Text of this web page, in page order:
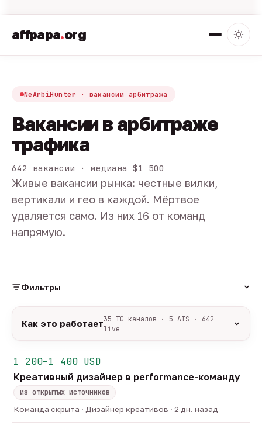
affpapa.org
NeArbiHunter · вакансии арбитража
Вакансии в арбитраже
трафика
642 вакансии · медиана $1 500
Живые вакансии рынка: честные вилки,
вертикали и гео в каждой. Мёртвое
удаляется само. Из них 16 от команд
напрямую.
Фильтры
удалённо 547 гибрид
ГРЕЙД
junior44 middle251
head 23
Как это работает35 TG-каналов · 5 ATS · 642
live
ArbiHunter, Партнёркин и ATS-площадки
(Greenhouse, Himalayas и другие).
Разбор:нейронка разбирает сырец каждые 30
минут — роль, вертикаль, формат, вилка, грейд.
Скам-фильтр:
без предоплат и взносов, без
обещаний гарантированного дохода, без увода в
1 200–1 400 USD
Креативный дизайнер в performance-команду
из открытых источников
Команда скрыта · Дизайнер креативов · 2 дн. назад